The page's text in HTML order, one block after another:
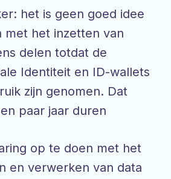
het is geen goed idee
met het inzetten van
delen totdat de
Identiteit en ID-wallets
zijn genomen. Dat
paar jaar duren
op te doen met het
en verwerken van data